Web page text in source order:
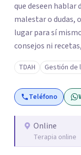
que deseen hablar
malestar o dudas,
lugar para sí
consejos ni
quien puede decir
malestar... En el
posibilidad de
parecía sin salida.
TDAH Gestión de
Teléfono
Online
Terapia online